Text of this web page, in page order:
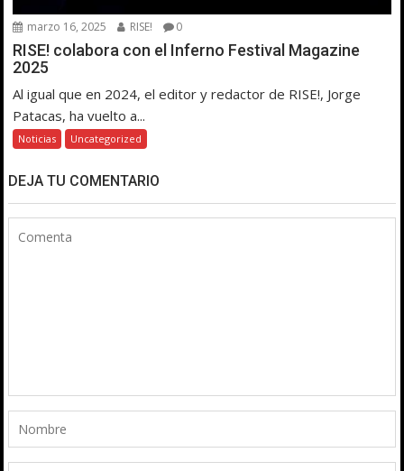
marzo 16, 2025 RISE! 0
RISE! colabora con el Inferno Festival Magazine
2025
Al igual que en 2024, el editor y redactor de RISE!, Jorge
Patacas, ha vuelto a...
Noticias Uncategorized
DEJA TU COMENTARIO